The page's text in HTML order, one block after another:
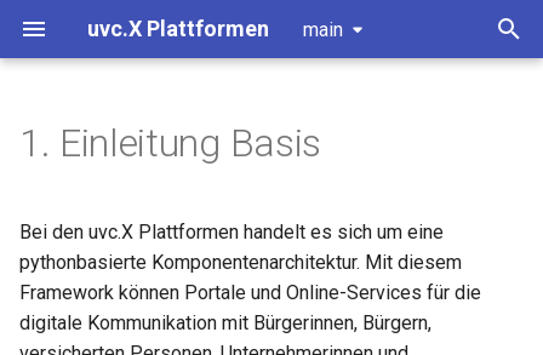
uvc.X Plattformen main
t
o
Fachlicher Prozess uvc.Reha
Ereignisse in uvc.X
Fachlicher Prozess uvc.OZG
Basisinstallation
Versionen
MySQL DB
Apache Konfiguration
Neues Plugin
Views
Viewlets
CSS und Javascript
RehaClient
Formular für uvc.Reha
OZG-Addon-Projekt
Anpassung OZG-Fragebogen
Basics uvc.MuB
Formular für uvc.MuB
Erstellung von protected
Views
Events
XML
PDF
SMTP
flash
IntelliJ
Tools
BGHW
Relasing von Packages
Python Debugger
Einstellungen
Async Verarbeiting
1. Einleitung Basis
Bei den uvc.X Plattformen handelt es sich um eine
pythonbasierte Komponentenarchitektur. Mit diesem
Framework können Portale und Online-Services für die
digitale Kommunikation mit Bürgerinnen, Bürgern,